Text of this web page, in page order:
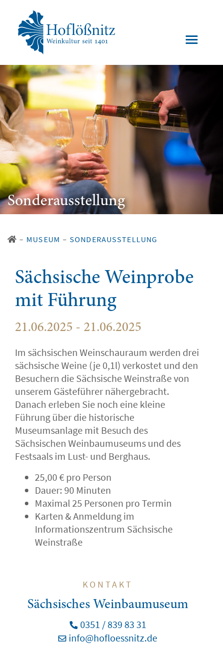
Sonderausstellung
– MUSEUM – SONDERAUSSTELLUNG
Sächsische Weinprobe
mit Führung
21.06.2025 - 21.06.2025
Im sächsischen Weinschauraum werden drei
sächsische Weine (je 0,1l) verkostet und den
Besuchern die Sächsische Weinstraße von
unserem Gästeführer nähergebracht.
Danach erleben Sie noch eine kleine
Führung über die historische
Museumsanlage mit Besuch des
Sächsischen Weinbaumuseums und des
Festsaals im Lust- und Berghaus.
25,00 € pro Person
Dauer: 90 Minuten
Maximal 25 Personen pro Termin
Karten & Anmeldung im
Informationszentrum Sächsische
Weinstraße
KONTAKT
Sächsisches Weinbaumuseum
0351 / 839 83 31
info@hofloessnitz.de